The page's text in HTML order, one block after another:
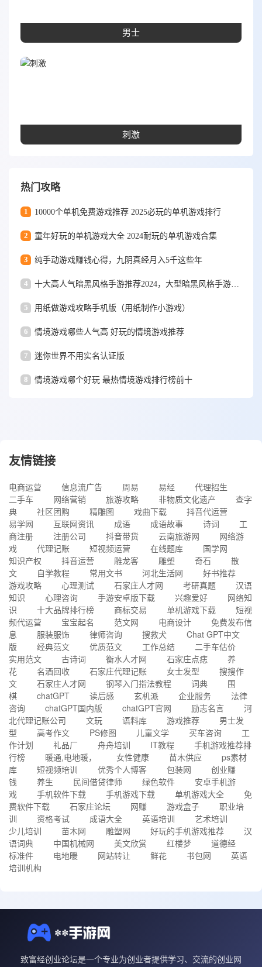
男士
刺激
热门攻略
1 10000个单机免费游戏推荐 2025必玩的单机游戏排行
2 童年好玩的单机游戏大全 2024耐玩的单机游戏合集
3 纯手动游戏赚钱心得，九阴真经月入5千这些年
4
5 用纸做游戏攻略手机版（用纸制作小游戏）
6 情境游戏哪些人气高 好玩的情境游戏推荐
7 迷你世界不用实名认证版
8 情境游戏哪个好玩 最热情境游戏排行榜前十
友情链接
电商运营 信息流广告 周易 易经
代理招生
二手车
网络营销 旅游攻略 非物质文化遗产
查字
典
社区团购 精雕图 戏曲下载
抖音代运营
易学网
互联网资讯 成语 成语故事 诗词
工
商注册
注册公司 抖音带货 云南旅游网
网络游
戏
代理记账 短视频运营 在线题库
国学网
知识产权
抖音运营 雕龙客 雕塑 奇石
散
文
自学教程 常用文书 河北生活网
好书推荐
游戏攻略
心理测试 石家庄人才网 考研真题
汉语
知识
心理咨询 手游安卓版下载 兴趣爱好
网络知
识
十大品牌排行榜 商标交易 单机游戏下载
短视
频代运营
宝宝起名 范文网 电商设计
免费发布信
息
服装服饰 律师咨询 搜救犬
Chat GPT中文
版
经典范文 优质范文 工作总结
二手车估价
实用范文
古诗词 衡水人才网 石家庄点痣
养
花
名酒回收 石家庄代理记账 女士发型
搜搜作
文
石家庄人才网 钢琴入门指法教程 词典
围
棋
chatGPT 读后感 玄机派 企业服务
法律
咨询
chatGPT国内版 chatGPT官网 励志名言
河
北代理记账公司
文玩 语料库 游戏推荐
男士发
型
高考作文 PS修图 儿童文学 买车咨询
工
作计划
礼品厂 舟舟培训 IT教程
手机游戏推荐排
行榜
暖通,电地暖， 女性健康 苗木供应
ps素材
库
短视频培训 优秀个人博客 包装网
创业赚
钱
养生 民间借贷律师 绿色软件
安卓手机游
戏
手机软件下载 手机游戏下载 单机游戏大全
免
费软件下载
石家庄论坛 网赚 游戏盒子
职业培
训
资格考试 成语大全 英语培训
艺术培训
少儿培训
苗木网 雕塑网 好玩的手机游戏推荐
汉
语词典
中国机械网 美文欣赏 红楼梦
道德经
标准件
电地暖 网站转让 鲜花 书包网
英语
培训机构
致富经创业论坛是一个专业为创业者提供学习、交流的创业网